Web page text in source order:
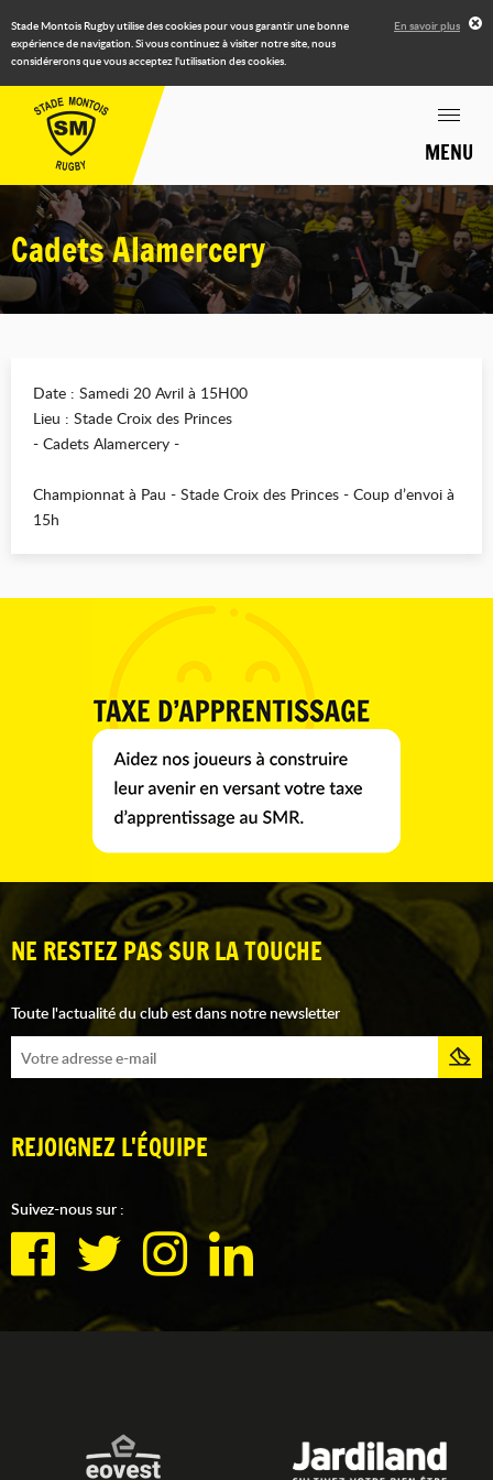
Stade Montois Rugby utilise des cookies pour vous garantir une bonne
expérience de navigation. Si vous continuez à visiter notre site, nous
considérerons que vous acceptez l'utilisation des cookies.
En savoir plus
MENU
Cadets Alamercery
Date : Samedi 20 Avril à 15H00
Lieu : Stade Croix des Princes
- Cadets Alamercery -
Championnat à Pau - Stade Croix des Princes - Coup d’envoi à
15h
NE RESTEZ PAS SUR LA TOUCHE
Toute l'actualité du club est dans notre newsletter
REJOIGNEZ L'ÉQUIPE
Suivez-nous sur :